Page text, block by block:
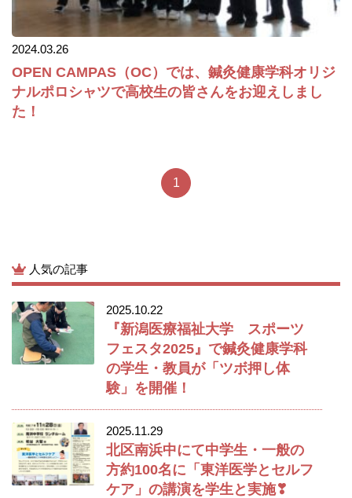
2024.03.26
OPEN CAMPAS（OC）では、鍼灸健康学科オリジ
ナルポロシャツで高校生の皆さんをお迎えしまし
た！
1
人気の記事
2025.10.22
『新潟医療福祉大学 スポーツ
フェスタ2025』で鍼灸健康学科
の学生・教員が「ツボ押し体
験」を開催！
2025.11.29
北区南浜中にて中学生・一般の
方約100名に「東洋医学とセルフ
ケア」の講演を学生と実施❣